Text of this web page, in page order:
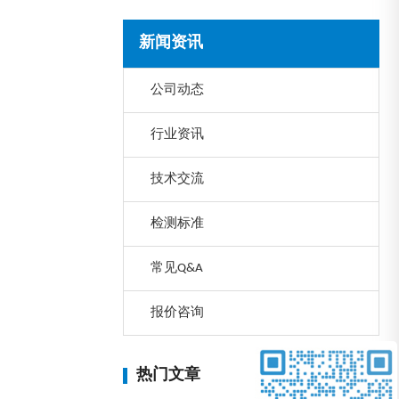
新闻资讯
公司动态
行业资讯
技术交流
检测标准
常见Q&A
报价咨询
热门文章